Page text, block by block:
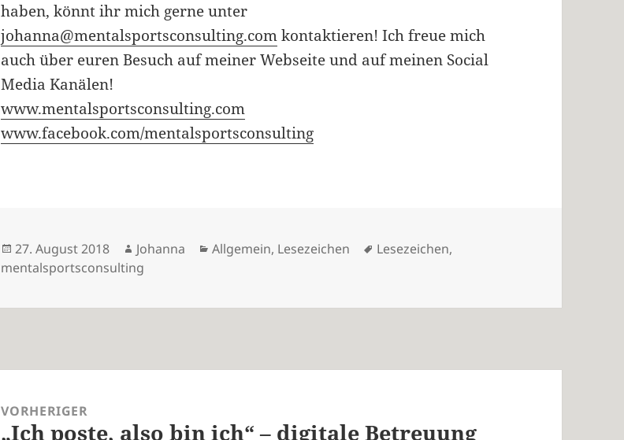
haben, könnt ihr mich gerne unter
johanna@mentalsportsconsulting.comkontaktieren! Ich freue mich
auch über euren Besuch auf meiner Webseite und auf meinen Social
Media Kanälen!
www.mentalsportsconsulting.com
www.facebook.com/mentalsportsconsulting
Veröffentlicht
am
27. August 2018 Autor
Johanna Kategorien
Allgemein, Lesezeichen Schlagwörter
Lesezeichen,
mentalsportsconsulting
VORHERIGER
Vorheriger
„Ich poste, also bin ich“ – digitale Betreuung